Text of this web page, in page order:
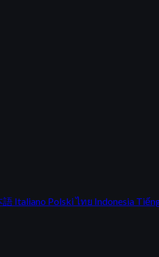
語 Italiano Polskiไทย Indonesia